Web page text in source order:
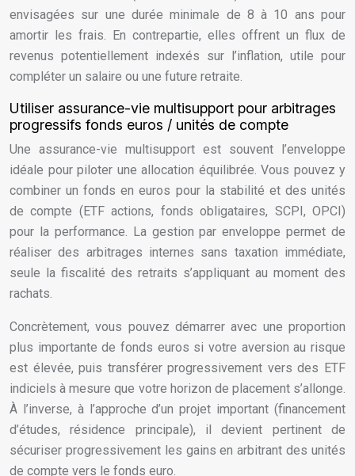
envisagées sur une durée minimale de 8 à 10 ans pour
amortir les frais. En contrepartie, elles offrent un flux de
revenus potentiellement indexés sur l’inflation, utile pour
compléter un salaire ou une future retraite.
Utiliser assurance-vie multisupport pour arbitrages
progressifs fonds euros / unités de compte
Une assurance-vie multisupport est souvent l’enveloppe
idéale pour piloter une allocation équilibrée. Vous pouvez y
combiner un fonds en euros pour la stabilité et des unités
de compte (ETF actions, fonds obligataires, SCPI, OPCI)
pour la performance. La gestion par enveloppe permet de
réaliser des arbitrages internes sans taxation immédiate,
seule la fiscalité des retraits s’appliquant au moment des
rachats.
Concrètement, vous pouvez démarrer avec une proportion
plus importante de fonds euros si votre aversion au risque
est élevée, puis transférer progressivement vers des ETF
indiciels à mesure que votre horizon de placement s’allonge.
À l’inverse, à l’approche d’un projet important (financement
d’études, résidence principale), il devient pertinent de
sécuriser progressivement les gains en arbitrant des unités
de compte vers le fonds euro.